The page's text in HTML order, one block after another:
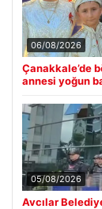
06/08/2026
Çanakkale’de
annesi yoğun
05/08/2026
Avcılar